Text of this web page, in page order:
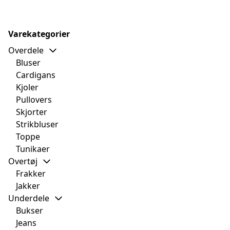
Varekategorier
Overdele
Bluser
Cardigans
Kjoler
Pullovers
Skjorter
Strikbluser
Toppe
Tunikaer
Overtøj
Frakker
Jakker
Underdele
Bukser
Jeans